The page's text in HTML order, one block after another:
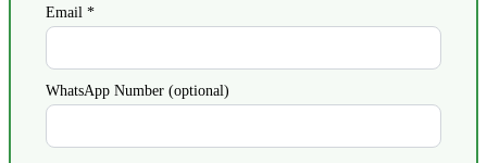
Email *
WhatsApp Number (optional)